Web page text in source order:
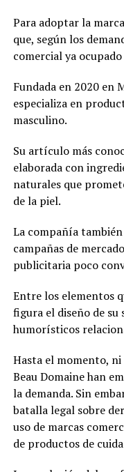
Para adoptar la
que, según los
comercial ya
Fundada en 2020 en
especializa en
masculino.
Su artículo más
elaborada con
naturales que
de la piel.
La compañía
campañas de
publicitaria poco
Entre los elementos
figura el diseño de
humorísticos
Hasta el momento,
Beau Domaine han
la demanda. Sin
batalla legal sobre
uso de marcas
de productos de